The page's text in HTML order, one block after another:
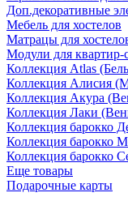
Доп.декоративные
Мебель для хостелов
Матрацы для
Модули для квартир-
Коллекция Atlas
Коллекция Алисия
Коллекция Акура
Коллекция Лаки
Коллекция барокко
Коллекция барокко
Коллекция барокко
Еще товары
Подарочные карты